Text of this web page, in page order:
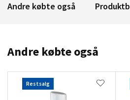
Andre købte også
Andre købte også
Restsalg